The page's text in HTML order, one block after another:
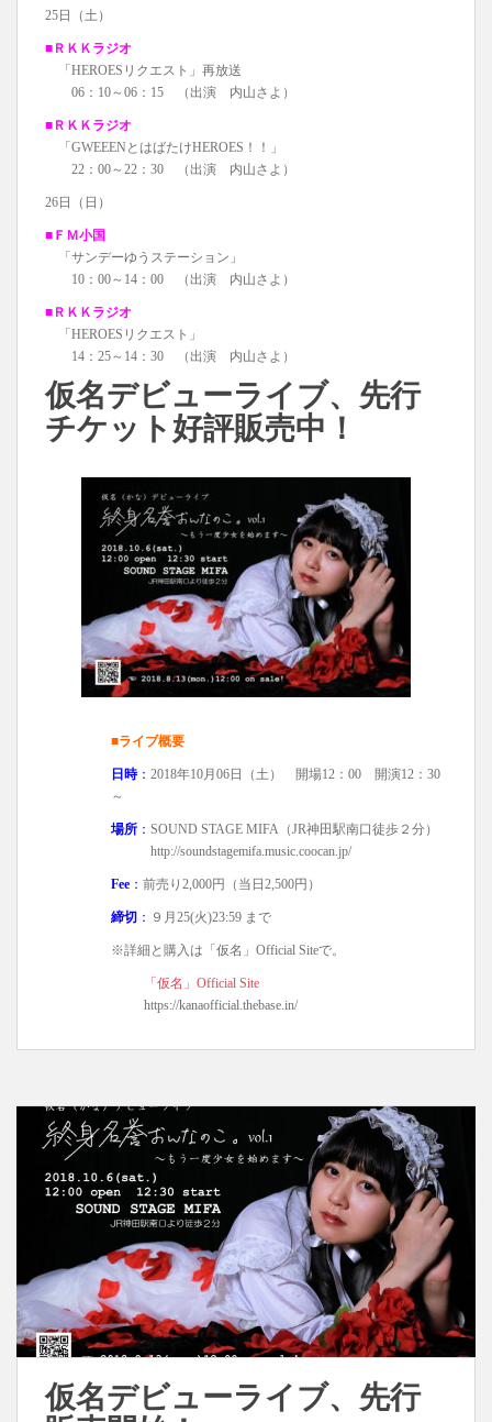
25日（土）
■ＲＫＫラジオ
「HEROESリクエスト」再放送
06：10～06：15 （出演 内山さよ）
■ＲＫＫラジオ
「GWEEENとはばたけHEROES！！」
22：00～22：30 （出演 内山さよ）
26日（日）
■ＦＭ小国
「サンデーゆうステーション」
10：00～14：00 （出演 内山さよ）
■ＲＫＫラジオ
「HEROESリクエスト」
14：25～14：30 （出演 内山さよ）
仮名デビューライブ、先行
チケット好評販売中！
■ライブ概要
日時： 2018年10月06日（土） 開場12：00 開演12：30
～
場所 ： SOUND STAGE MIFA（JR神田駅南口徒歩２分）
http://soundstagemifa.music.coocan.jp/
Fee ： 前売り2,000円（当日2,500円）
締切 ： ９月25(火)23:59 まで
※詳細と購入は「仮名」Official Siteで。
「仮名」Official Site
https://kanaofficial.thebase.in/
仮名デビューライブ、先行